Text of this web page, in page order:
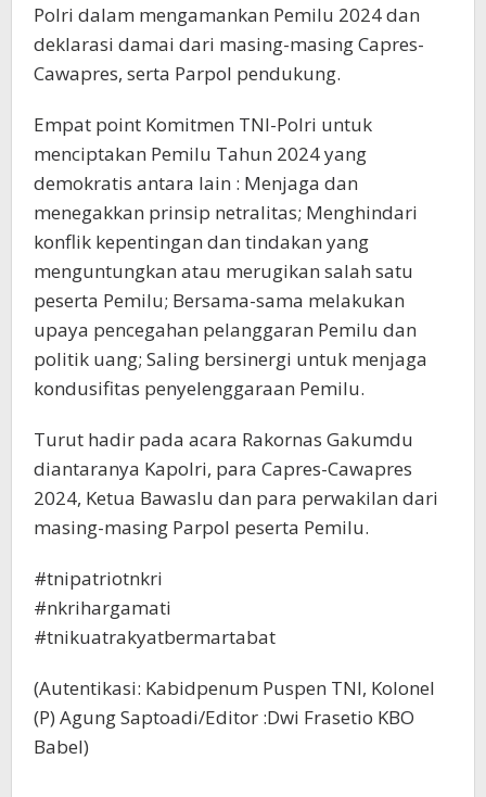
Polri dalam mengamankan Pemilu 2024 dan
deklarasi damai dari masing-masing Capres-
Cawapres, serta Parpol pendukung.
Empat point Komitmen TNI-Polri untuk
menciptakan Pemilu Tahun 2024 yang
demokratis antara lain : Menjaga dan
menegakkan prinsip netralitas; Menghindari
konflik kepentingan dan tindakan yang
menguntungkan atau merugikan salah satu
peserta Pemilu; Bersama-sama melakukan
upaya pencegahan pelanggaran Pemilu dan
politik uang; Saling bersinergi untuk menjaga
kondusifitas penyelenggaraan Pemilu.
Turut hadir pada acara Rakornas Gakumdu
diantaranya Kapolri, para Capres-Cawapres
2024, Ketua Bawaslu dan para perwakilan dari
masing-masing Parpol peserta Pemilu.
#tnipatriotnkri
#nkrihargamati
#tnikuatrakyatbermartabat
(Autentikasi: Kabidpenum Puspen TNI, Kolonel
(P) Agung Saptoadi/Editor :Dwi Frasetio KBO
Babel)